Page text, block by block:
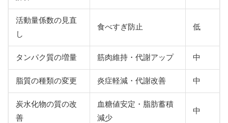
活動量係数の見直
し
食べすぎ防止 低
タンパク質の増量 筋肉維持・代謝アップ 中
脂質の種類の変更 炎症軽減・代謝改善 中
炭水化物の質の改
善
血糖値安定・脂肪蓄積
減少
中